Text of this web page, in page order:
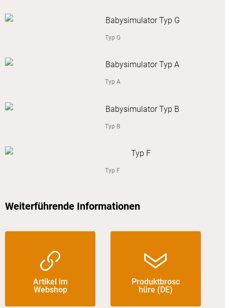
Typ G
Typ A
Typ B
Typ F
Weiterführende Informationen
Artikel im
Webshop
Produktbrosc
hüre (DE)